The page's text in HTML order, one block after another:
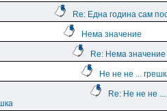
Re: Една година сам
Нема значение
Re: Нема значение
Не не не ...
Re: Не не не ...